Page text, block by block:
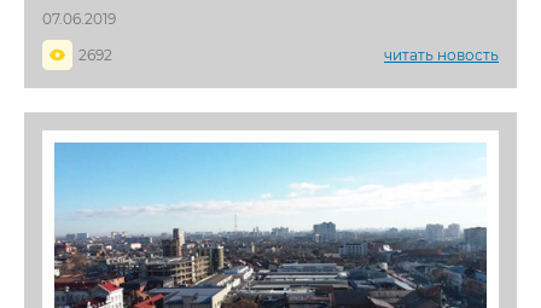
07.06.2019
2692
читать новость